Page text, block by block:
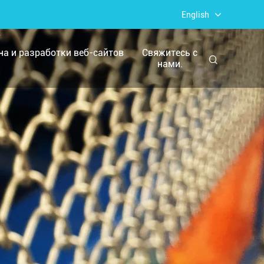
English
и разработки веб-сайтов
Свяжитесь с
нами.